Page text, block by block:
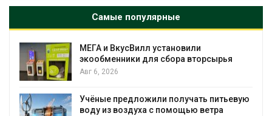
Самые популярные
МЕГА и ВкусВилл установили
экообменники для сбора вторсырья
Авг 6, 2026
Учёные предложили получать питьевую
воду из воздуха с помощью ветра